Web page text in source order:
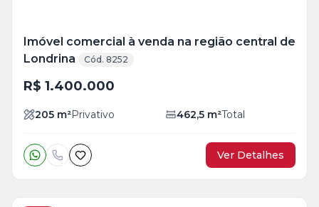
Imóvel comercial à venda na região central de
Londrina
Cód. 8252
R$ 1.400.000
205 m²Privativo 462,5 m²Total
Ver Detalhes